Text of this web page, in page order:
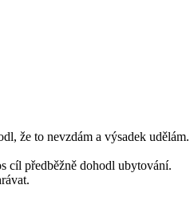
že to nevzdám a výsadek udělám.
cíl předběžně dohodl ubytování.